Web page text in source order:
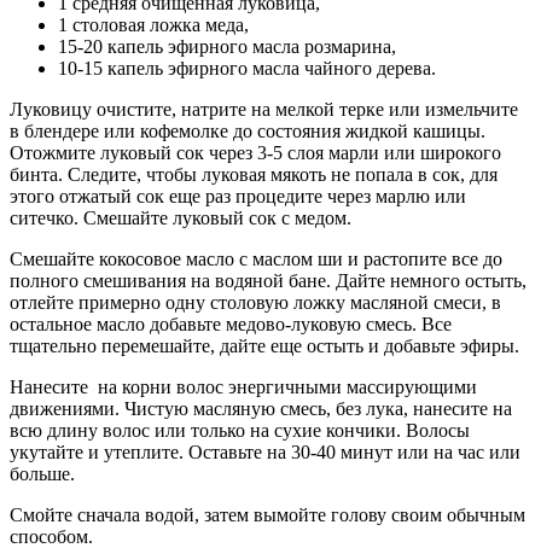
1 столовая ложка меда,
15-20 капель эфирного масла розмарина,
10-15 капель эфирного масла чайного дерева.
Луковицу очистите, натрите на мелкой терке или измельчите
в блендере или кофемолке до состояния жидкой кашицы.
Отожмите луковый сок через 3-5 слоя марли или широкого
бинта. Следите, чтобы луковая мякоть не попала в сок, для
этого отжатый сок еще раз процедите через марлю или
ситечко. Смешайте луковый сок с медом.
Смешайте кокосовое масло с маслом ши и растопите все до
полного смешивания на водяной бане. Дайте немного остыть,
отлейте примерно одну столовую ложку масляной смеси, в
остальное масло добавьте медово-луковую смесь. Все
тщательно перемешайте, дайте еще остыть и добавьте эфиры.
Нанесите на корни волос энергичными массирующими
движениями. Чистую масляную смесь, без лука, нанесите на
всю длину волос или только на сухие кончики. Волосы
укутайте и утеплите. Оставьте на 30-40 минут или на час или
больше.
Смойте сначала водой, затем вымойте голову своим обычным
способом.